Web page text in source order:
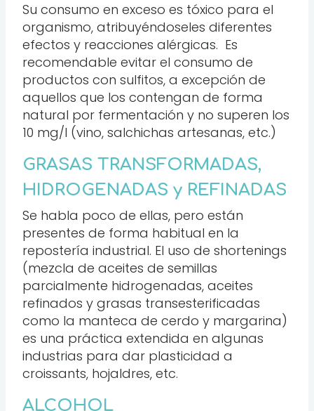
Su consumo en exceso es tóxico para el
organismo, atribuyéndoseles diferentes
efectos y reacciones alérgicas. Es
recomendable evitar el consumo de
productos con sulfitos, a excepción de
aquellos que los contengan de forma
natural por fermentación y no superen los
10 mg/l (vino, salchichas artesanas, etc.)
GRASAS TRANSFORMADAS,
HIDROGENADAS y REFINADAS
Se habla poco de ellas, pero están
presentes de forma habitual en la
repostería industrial. El uso de shortenings
(mezcla de aceites de semillas
parcialmente hidrogenadas, aceites
refinados y grasas transesterificadas
como la manteca de cerdo y margarina)
es una práctica extendida en algunas
industrias para dar plasticidad a
croissants, hojaldres, etc.
ALCOHOL